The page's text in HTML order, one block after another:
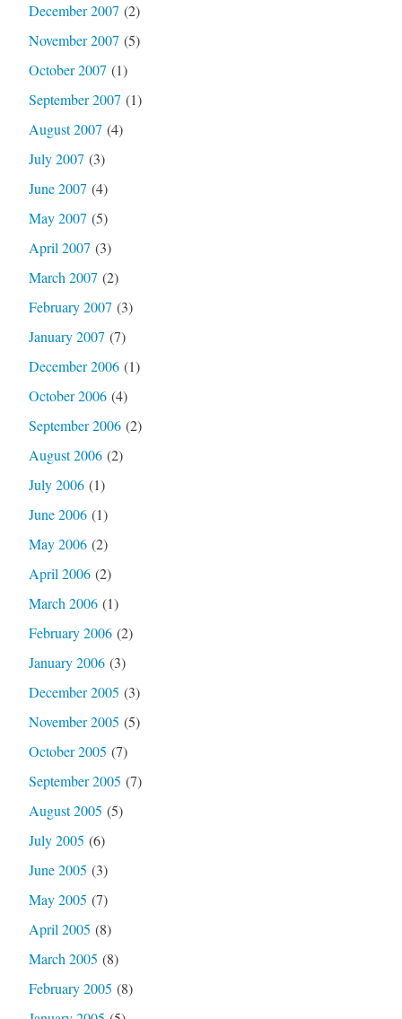
December 2007 (2)
November 2007 (5)
October 2007 (1)
September 2007 (1)
August 2007 (4)
July 2007 (3)
June 2007 (4)
May 2007 (5)
April 2007 (3)
March 2007 (2)
February 2007 (3)
January 2007 (7)
December 2006(1)
October 2006(4)
September 2006(2)
August 2006(2)
July 2006(1)
June 2006(1)
May 2006(2)
April 2006(2)
March 2006(1)
February 2006(2)
January 2006(3)
December 2005 (3)
November 2005 (5)
October 2005 (7)
September 2005 (7)
August 2005 (5)
July 2005 (6)
June 2005 (3)
May 2005 (7)
April 2005 (8)
March 2005 (8)
February 2005 (8)